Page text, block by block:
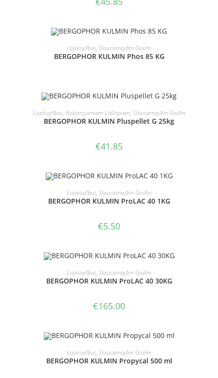
LASĪT VAIRĀK
Lopkopībai, Slaucamajām Govīm
BERGOPHOR KULMIN Phos 85 KG
OUT OF STOCK LASĪT VAIRĀK
Lopkopībai, Nobarojamiem Liellopiem, Slaucamajām Govīm
BERGOPHOR KULMIN Pluspellet G 25kg
€41.85
PIEVIENOT GROZAM
Lopkopībai, Slaucamajām Govīm
BERGOPHOR KULMIN ProLAC 40 1KG
€5.50
PIEVIENOT GROZAM
Lopkopībai, Slaucamajām Govīm
BERGOPHOR KULMIN ProLAC 40 30KG
€165.00
PIEVIENOT GROZAM
Lopkopībai, Slaucamajām Govīm
BERGOPHOR KULMIN Propycal 500 ml